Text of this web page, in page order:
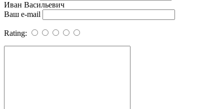
Иван Васильевич
Ваш e-mail
Rating: